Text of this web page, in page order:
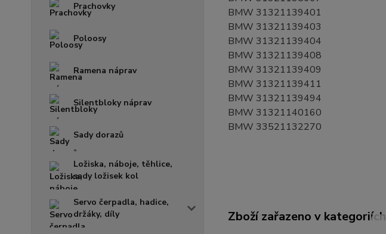
Prachovky
Poloosy
Ramena náprav
Silentbloky náprav
Sady dorazů
Ložiska, náboje, těhlice,
sady ložisek kol
Servo čerpadla, hadice,
držáky, díly
BMW 31321139401
BMW 31321139403
BMW 31321139404
BMW 31321139408
BMW 31321139409
BMW 31321139411
BMW 31321139494
BMW 31321140160
BMW 33521132270
Zboží zařazeno v kategoriích